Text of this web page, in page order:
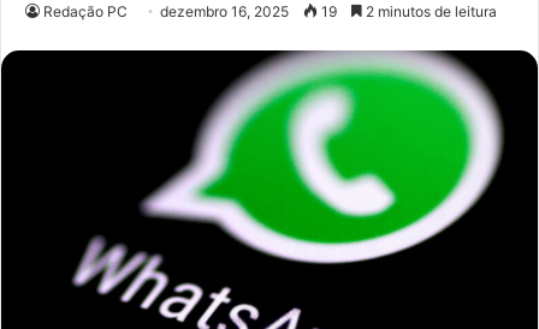
Redação PC dezembro 16, 2025 19 2 minutos de leitura